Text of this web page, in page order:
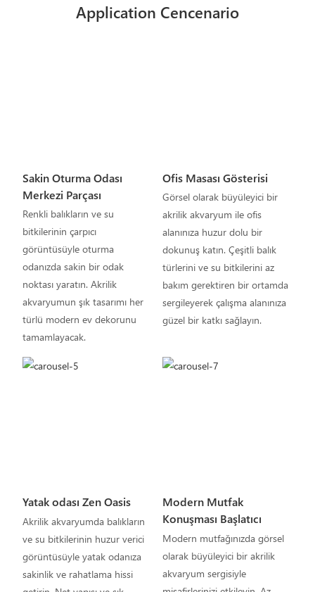
Application Cencenario
Sakin Oturma Odası
Merkezi Parçası
Renkli balıkların ve su
bitkilerinin çarpıcı
görüntüsüyle oturma
odanızda sakin bir odak
noktası yaratın. Akrilik
akvaryumun şık tasarımı her
türlü modern ev dekorunu
tamamlayacak.
Ofis Masası Gösterisi
Görsel olarak büyüleyici bir
akrilik akvaryum ile ofis
alanınıza huzur dolu bir
dokunuş katın. Çeşitli balık
türlerini ve su bitkilerini az
bakım gerektiren bir ortamda
sergileyerek çalışma alanınıza
güzel bir katkı sağlayın.
Yatak odası Zen Oasis
Akrilik akvaryumda balıkların
ve su bitkilerinin huzur verici
görüntüsüyle yatak odanıza
sakinlik ve rahatlama hissi
Modern Mutfak
Konuşması Başlatıcı
Modern mutfağınızda görsel
olarak büyüleyici bir akrilik
akvaryum sergisiyle